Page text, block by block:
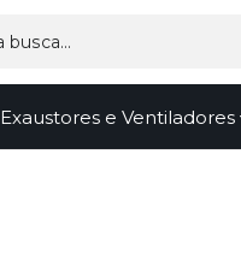
Exaustores e Ventiladores